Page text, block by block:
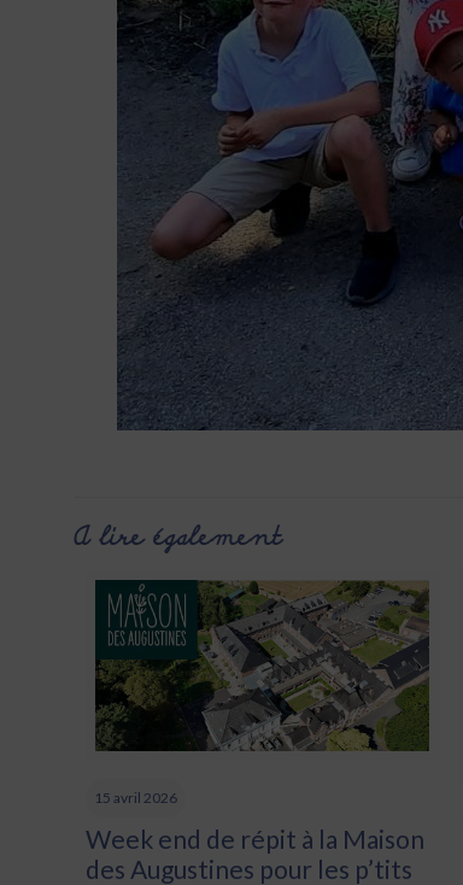
A lire également
15 avril 2026
Week end de répit à la Maison
des Augustines pour les p’tits